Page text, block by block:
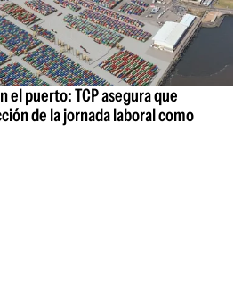
el puerto: TCP asegura que
de la jornada laboral como